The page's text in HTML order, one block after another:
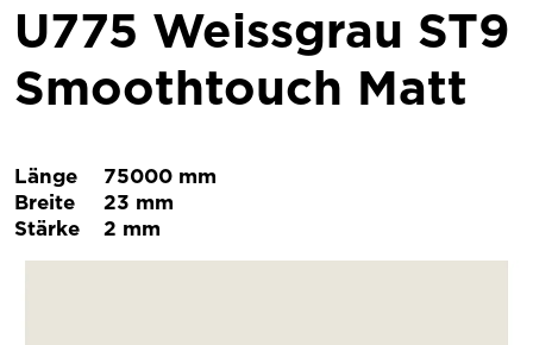
U775 Weissgrau ST9
Smoothtouch Matt
Länge
75000 mm
Breite
23 mm
Stärke
2 mm